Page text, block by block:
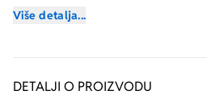
planeru.
školom – ali je vrlo važno!)
Više detalja...
DETALJI O PROIZVODU